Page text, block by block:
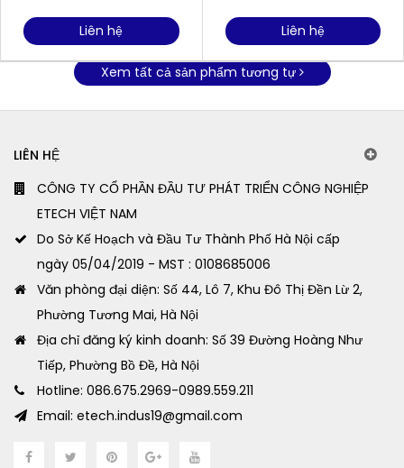
Liên hệ Liên hệ
Xem tất cả sản phẩm tương tự
LIÊN HỆ
CÔNG TY CỔ PHẦN ĐẦU TƯ PHÁT TRIỂN CÔNG NGHIỆP
ETECH VIỆT NAM
Do Sở Kế Hoạch và Đầu Tư Thành Phố Hà Nội cấp
ngày 05/04/2019 - MST : 0108685006
Văn phòng đại diện: Số 44, Lô 7, Khu Đô Thị Đền Lừ 2,
Phường Tương Mai, Hà Nội
Địa chỉ đăng ký kinh doanh: Số 39 Đường Hoàng Như
Tiếp, Phường Bồ Đề, Hà Nội
Hotline: 086.675.2969-0989.559.211
Email: etech.indus19@gmail.com